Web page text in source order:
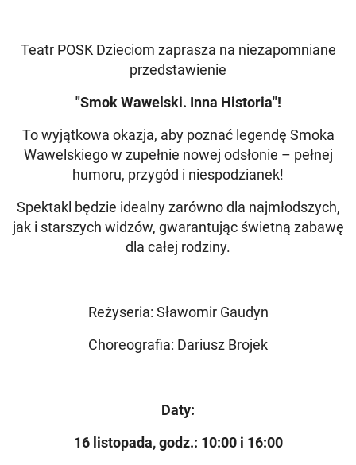
Teatr POSK Dzieciom zaprasza na niezapomniane
przedstawienie
"Smok Wawelski. Inna Historia"!
To wyjątkowa okazja, aby poznać legendę Smoka
Wawelskiego w zupełnie nowej odsłonie – pełnej
humoru, przygód i niespodzianek!
Spektakl będzie idealny zarówno dla najmłodszych,
jak i starszych widzów, gwarantując świetną zabawę
dla całej rodziny.
Reżyseria: Sławomir Gaudyn
Choreografia: Dariusz Brojek
Daty:
16 listopada, godz.: 10:00 i 16:00